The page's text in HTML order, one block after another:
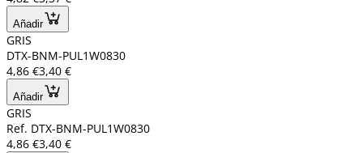
Añadir
GRIS
DTX-BNM-PUL1W0830
4,86 €3,40 €
Añadir
GRIS
Ref. DTX-BNM-PUL1W0830
4,86 €3,40 €